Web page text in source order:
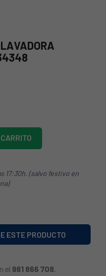
17:30h. (salvo festivo en
ESTE PRODUCTO
el 981 866 708